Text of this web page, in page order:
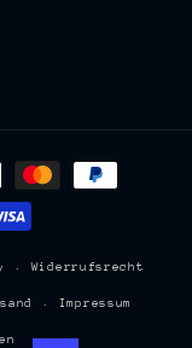
Widerrufsrecht
Impressum